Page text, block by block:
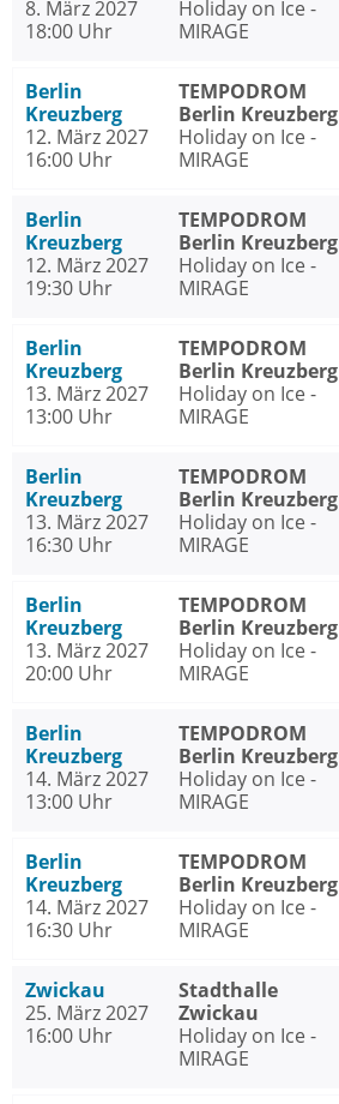
8. März 2027
18:00 Uhr
Holiday on Ice -
MIRAGE
Berlin
Kreuzberg
12. März 2027
16:00 Uhr
TEMPODROM
Berlin Kreuzberg
Holiday on Ice -
MIRAGE
Berlin
Kreuzberg
12. März 2027
19:30 Uhr
TEMPODROM
Berlin Kreuzberg
Holiday on Ice -
MIRAGE
Berlin
Kreuzberg
13. März 2027
13:00 Uhr
TEMPODROM
Berlin Kreuzberg
Holiday on Ice -
MIRAGE
Berlin
Kreuzberg
13. März 2027
16:30 Uhr
TEMPODROM
Berlin Kreuzberg
Holiday on Ice -
MIRAGE
Berlin
Kreuzberg
13. März 2027
20:00 Uhr
TEMPODROM
Berlin Kreuzberg
Holiday on Ice -
MIRAGE
Berlin
Kreuzberg
14. März 2027
13:00 Uhr
TEMPODROM
Berlin Kreuzberg
Holiday on Ice -
MIRAGE
Berlin
Kreuzberg
14. März 2027
16:30 Uhr
TEMPODROM
Berlin Kreuzberg
Holiday on Ice -
MIRAGE
Zwickau
25. März 2027
16:00 Uhr
Stadthalle
Zwickau
Holiday on Ice -
MIRAGE